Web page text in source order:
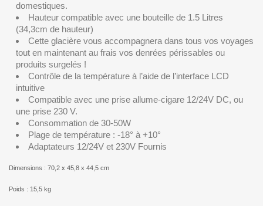
domestiques.
Hauteur compatible avec une bouteille de 1.5 Litres
(34,3cm de hauteur)
Cette glacière vous accompagnera dans tous vos voyages
tout en maintenant au frais vos denrées périssables ou
produits surgelés !
Contrôle de la température à l’aide de l’interface LCD
intuitive
Compatible avec une prise allume-cigare 12/24V DC, ou
une prise 230 V.
Consommation de 30-50W
Plage de température : -18° à +10°
Adaptateurs 12/24V et 230V Fournis
Dimensions : 70,2 x 45,8 x 44,5 cm
Poids : 15,5 kg